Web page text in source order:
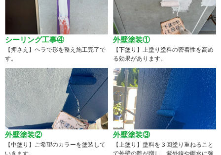
シーリング工事④
【押さえ】ヘラで形を整え施工完了で
す。
外壁塗装①
【下塗り】上塗り塗料の密着性を高め
る効果があります。
外壁塗装②
【中塗り】ご希望のカラーを塗装して
外壁塗装③
【上塗り】塗料を３回塗り重ねること